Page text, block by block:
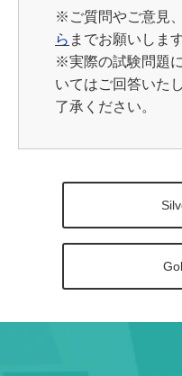
※ ご質問やご意見
ら までお願いします
※実際の試験問題
いてはご回答いた
了承ください。